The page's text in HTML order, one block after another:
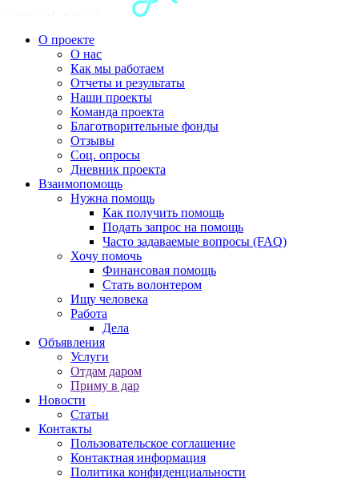
О проекте
О нас
Как мы работаем
Отчеты и результаты
Наши проекты
Команда проекта
Благотворительные фонды
Отзывы
Соц. опросы
Дневник проекта
Взаимопомощь
Нужна помощь
Как получить помощь
Подать запрос на помощь
Часто задаваемые вопросы (FAQ)
Хочу помочь
Финансовая помощь
Стать волонтером
Ищу человека
Работа
Дела
Объявления
Услуги
Отдам даром
Приму в дар
Новости
Статьи
Контакты
Пользовательское соглашение
Контактная информация
Политика конфиденциальности